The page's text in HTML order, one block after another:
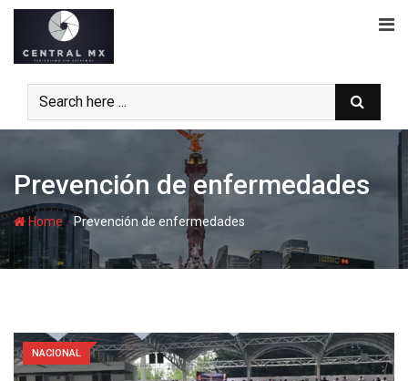
Skip
content
Prevención de enfermedades
Home-Prevención de enfermedades
NACIONAL